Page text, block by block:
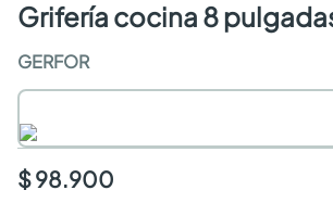
grifería cocina 8
GERFOR
$ 98.900
comedor
pisos
armarios closet
comedores
neveras